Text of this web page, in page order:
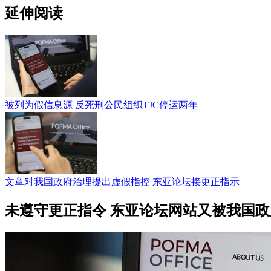
延伸阅读
被列为假信息源 反死刑公民组织TJC停运两年
文章对我国政府治理提出虚假指控 东亚论坛接更正指示
未遵守更正指令 东亚论坛网站又被我国